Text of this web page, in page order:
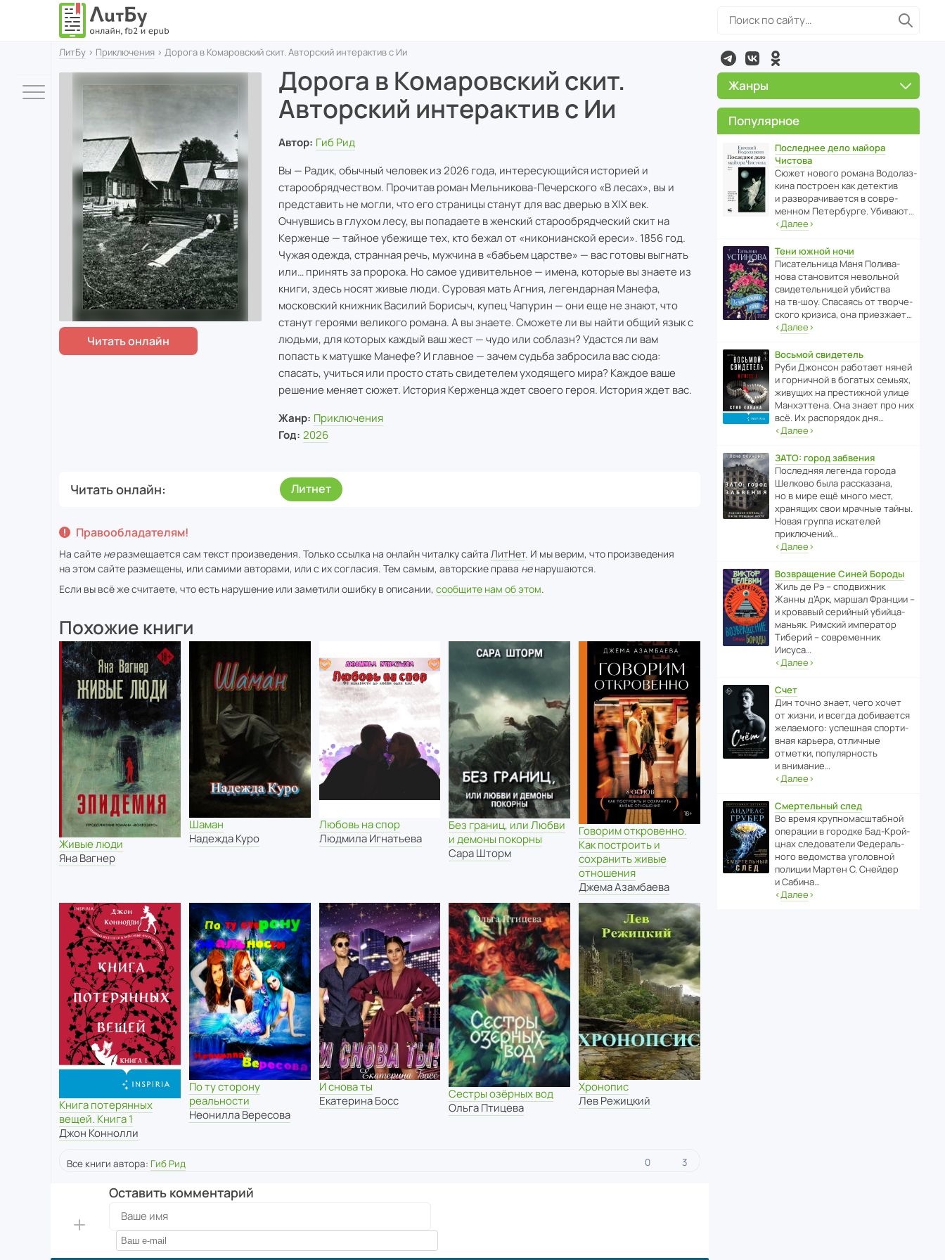
ЛитБу › Приключения › Дорога в Комаровский скит. Авторский интерактив с Ии
Дорога в Комаровский скит.
Авторский интерактив с Ии
Автор: Гиб Рид
Вы — Радик, обычный человек из 2026 года, интересующийся историей и
старообрядчеством. Прочитав роман Мельникова-Печерского «В лесах», вы и
представить не могли, что его страницы станут для вас дверью в XIX век.
Очнувшись в глухом лесу, вы попадаете в женский старообрядческий скит на
Керженце — тайное убежище тех, кто бежал от «никонианской ереси». 1856 год.
Чужая одежда, странная речь, мужчина в «бабьем царстве» — вас готовы выгнать
или… принять за пророка. Но самое удивительное — имена, которые вы знаете из
книги, здесь носят живые люди. Суровая мать Агния, легендарная Манефа,
московский книжник Василий Борисыч, купец Чапурин — они еще не знают, что
станут героями великого романа. А вы знаете. Сможете ли вы найти общий язык с
людьми, для которых каждый ваш жест — чудо или соблазн? Удастся ли вам
попасть к матушке Манефе? И главное — зачем судьба забросила вас сюда:
спасать, учиться или просто стать свидетелем уходящего мира? Каждое ваше
решение меняет сюжет. История Керженца ждет своего героя. История ждет вас.
Жанр: Приключения
Год: 2026
Читать онлайн Литнет
Правообладателям!
На сайте неразмещается сам текст произведения. Только ссылка на онлайн читалку сайта ЛитНет. И мы верим, что произведения
на этом сайте размещены, или самими авторами, или с их согласия. Тем самым, авторские права ненарушаются.
Если вы всё же считаете, что есть нарушение или заметили ошибку в описании, сообщите нам об этом.
Похожие книги
Живые люди
Яна Вагнер
Шаман
Надежда Куро
Любовь на спор
Людмила Игнатьева
Без границ, или Любви
и демоны покорны
Сара Шторм
Говорим откровенно.
Как построить и
сохранить живые
отношения
Джема Азамбаева
Книга потерянных
вещей. Книга 1
Джон Коннолли
По ту сторону
реальности
Неонилла Вересова
И снова ты
Екатерина Босс
Сестры озёрных вод
Ольга Птицева
Хронопис
Лев Режицкий
Все книги автора: Гиб Рид 0 3
Оставить комментарий
Жанры
Популярное
Последнее дело майора
Чистова
Сюжет нового романа Водо­ла­з­
кина пост­роен как дете­ктив
и разво­ра­чи­ва­ется в совре­
менном Пете­р­бурге. Убивают…
‹Далее›
Тени южной ночи
Писа­тель­ница Маня Поли­ва­
нова стано­вится невольной
свиде­тель­ницей убийства
на тв-шоу. Спасаясь от твор­че­
с­кого кризиса, она приезжает…
‹Далее›
Восьмой свидетель
Руби Джонсон рабо­тает няней
и горни­чной в богатых семьях,
живущих на прес­ти­жной улице
Манх­эт­тена. Она знает про них
всё. Их распо­рядок дня…
‹Далее›
ЗАТО: город забвения
После­дняя легенда города
Шелково была расска­зана,
но в мире ещё много мест,
хранящих свои мрачные тайны.
Новая группа иска­телей
приключений…
‹Далее›
Возвращение Синей Бороды
Жиль де Рэ – спод­ви­жник
Жанны д’Арк, маршал Франции –
и кровавый серийный убийца-
маньяк. Римский импе­ратор
Тиберий – совре­менник
Иисуса…
‹Далее›
Счет
Дин точно знает, чего хочет
от жизни, и всегда доби­ва­ется
жела­е­мого: успе­шная спор­ти­
вная карьера, отли­чные
отметки, попу­ля­р­ность
и внимание…
‹Далее›
Смертельный след
Во время круп­но­мас­ш­та­бной
операции в городке Бад‑Крой­
цнах следо­ва­тели Феде­раль­
ного ведомства уголо­вной
полиции Мартен С. Снейдер
и Сабина…
‹Далее›